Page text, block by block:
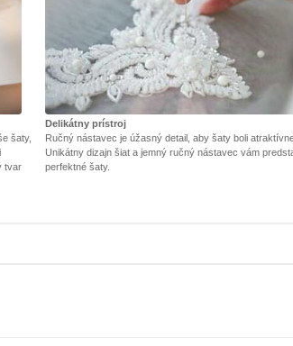
šaty,
tvar
Delikátny prístroj
Ručný nástavec je úžasný detail, aby šaty boli
Unikátny dizajn šiat a jemný ručný nástavec vám
perfektné šaty.